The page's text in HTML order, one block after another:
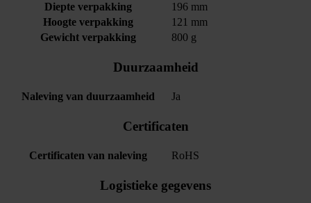
Diepte verpakking
196 mm
Hoogte verpakking
121 mm
Gewicht verpakking
800 g
Duurzaamheid
Naleving van duurzaamheid Ja
Certificaten
Certificaten van naleving RoHS
Logistieke gegevens